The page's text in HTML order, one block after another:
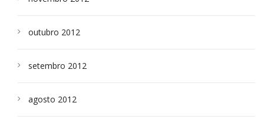
outubro 2012
setembro 2012
agosto 2012